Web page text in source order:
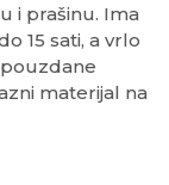
i prašinu. Ima
15 sati, a vrlo
materijal na